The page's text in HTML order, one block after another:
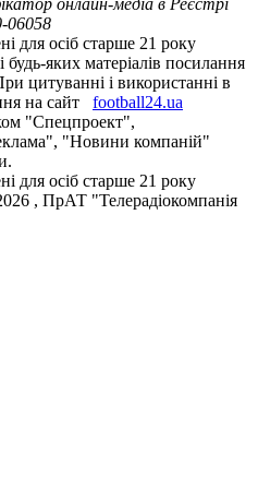
онлайн-медіа в Реєстрі
06058
для осіб старше 21 року
яких матеріалів посилання
цитуванні і використанні в
на сайт
football24.ua
"Спецпроект",
"Новини компаній"
для осіб старше 21 року
, ПрАТ "Телерадіокомпанія